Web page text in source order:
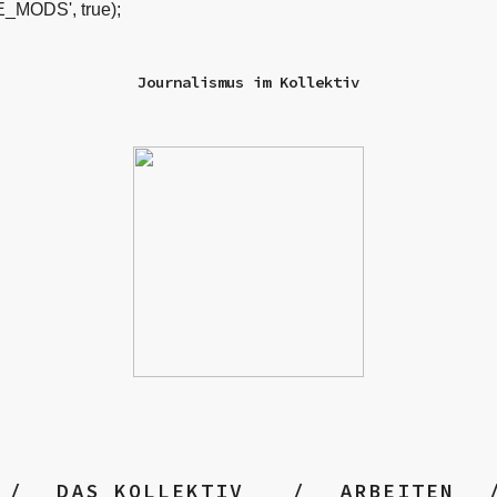
true);
Journalismus im Kollektiv
DAS KOLLEKTIV ARBEITEN